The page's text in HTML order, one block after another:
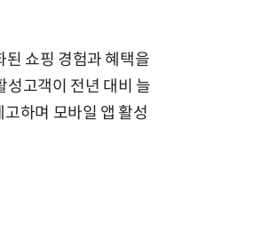
된 쇼핑 경험과 혜택을
성고객이 전년 대비 늘
하며 모바일 앱 활성